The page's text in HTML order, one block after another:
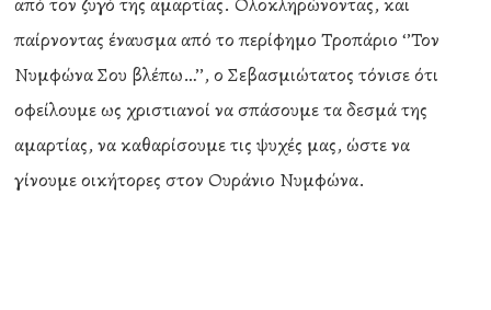
παίρνοντας έναυσμα από το περίφημο Τροπάριο ‘’Τον
Νυμφώνα Σου βλέπω…’’, ο Σεβασμιώτατος τόνισε ότι
οφείλουμε ως χριστιανοί να σπάσουμε τα δεσμά της
αμαρτίας, να καθαρίσουμε τις ψυχές μας, ώστε να
γίνουμε οικήτορες στον Ουράνιο Νυμφώνα.